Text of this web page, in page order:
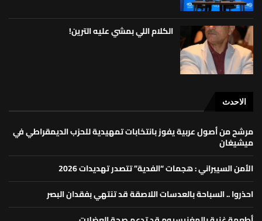
الكلام اللي بمشي عليه الترين!
الاحدث
مرشح من أصول عربية يفوز بانتخابات تمهيدية للحزب الديمقراطي في
ميشيغان
الأمن السيبراني : هجمات “الفدية” تتصدر تهديدات 2026
احذروا .. السباحة بالعدسات اللاصقة قد تنتهي بفقدان البصر